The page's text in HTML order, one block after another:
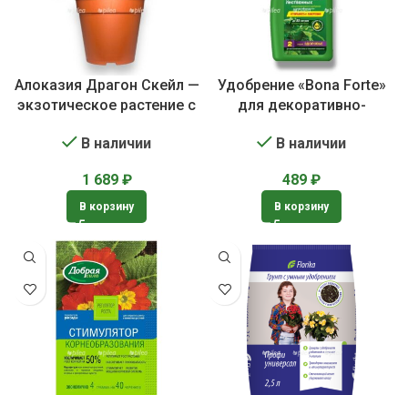
Алоказия Драгон Скейл —
экзотическое растение с
чешуя
В наличии
1 689 ₽
В корзину
Удобрение «Bona Forte»
для декоративно-
В наличии
489 ₽
В корзину